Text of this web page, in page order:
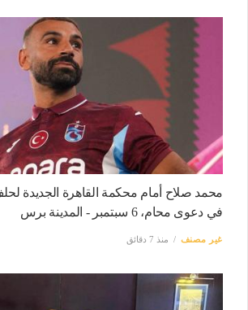
محمد صلاح أمام محكمة القاهرة الجديدة
في دعوى محام، 6 سبتمبر - المدينة برس
غير مصنف منذ 7 دقائق